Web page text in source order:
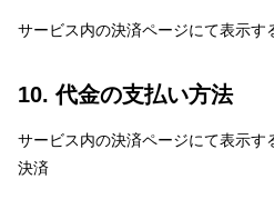
サービス内の決済ページにて表示す
10. 代金の支払い方法
サービス内の決済ページにて表示す
決済